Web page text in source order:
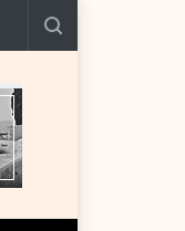
Kolombiya kartelleri